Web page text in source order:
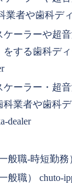
業者や歯科デ
ーラーや超
をする歯科デ
ケーラー・超
科業者や歯科
dealer
般職-時短勤務
般職） chuto-